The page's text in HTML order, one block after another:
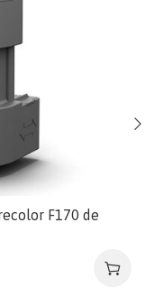
F170 de